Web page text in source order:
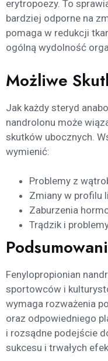
erytropoezy. To
bardziej odporne na
pomaga w redukcji
ogólną wydolność
Możliwe
Jak każdy steryd
nandrolonu może
skutków ubocznych.
wymienić:
Problemy z
Zmiany w profilu
Zaburzenia
Trądzik i
Fenylopropionian
sportowców i
wymaga rozważenia
oraz odpowiedniego
i rozsądne podejście
sukcesu i trwałych